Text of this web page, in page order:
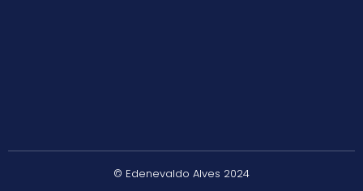
© Edenevaldo Alves 2024